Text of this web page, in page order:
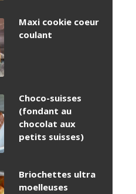
Maxi cookie coeur
coulant
Choco-suisses
(fondant au
chocolat aux
petits suisses)
Briochettes ultra
moelleuses